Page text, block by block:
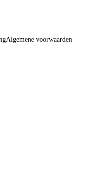
Algemene voorwaarden